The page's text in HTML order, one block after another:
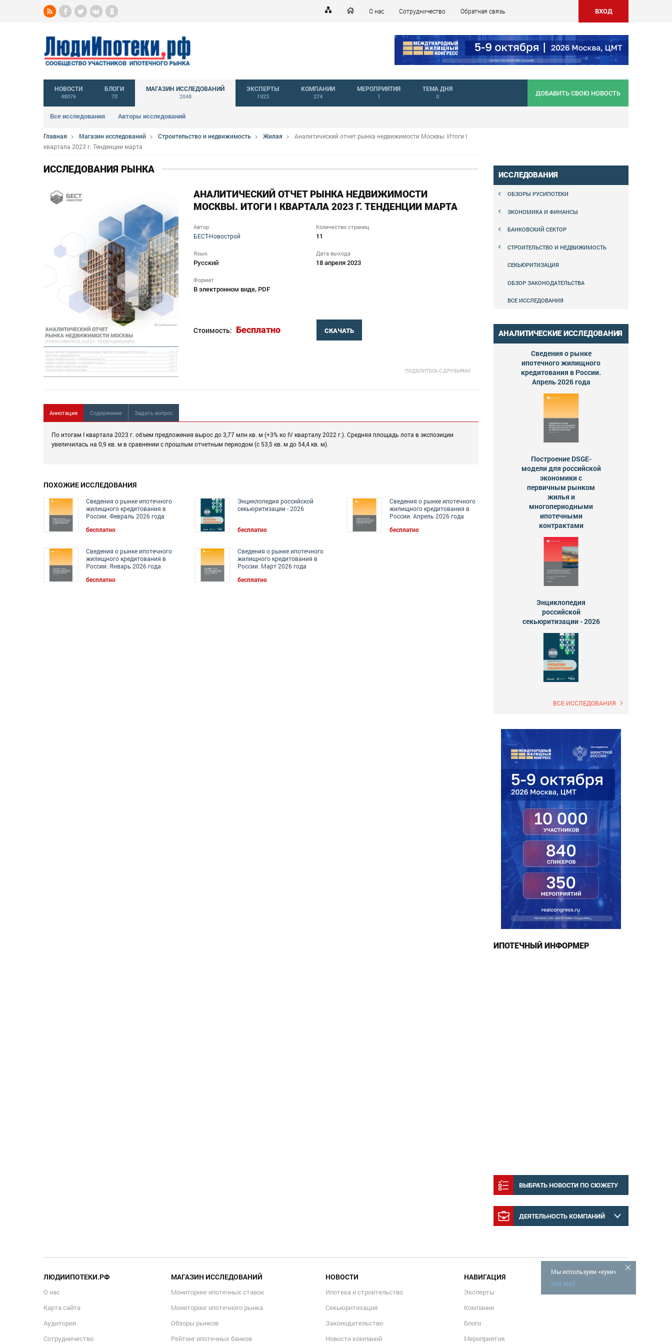
О нас Сотрудничество Обратная связь ВХОД
НОВОСТИ
48076
БЛОГИ
70
МАГАЗИН ИССЛЕДОВАНИЙ
2048
Все исследования Авторы исследований
ЭКСПЕРТЫ
1923
КОМПАНИИ
274
МЕРОПРИЯТИЯ
1
ТЕМА ДНЯ
0 ДОБАВИТЬ СВОЮ НОВОСТЬ
Главная Магазин исследований Строительство и недвижимость Жилая
Аналитический отчет рынка недвижимости Москвы. Итоги I
квартала 2023 г. Тенденции марта
ИССЛЕДОВАНИЯ РЫНКА
АНАЛИТИЧЕСКИЙ ОТЧЕТ РЫНКА НЕДВИЖИМОСТИ
МОСКВЫ. ИТОГИ I КВАРТАЛА 2023 Г. ТЕНДЕНЦИИ МАРТА
Автор
БЕСТ-Новострой
Количество страниц
11
Язык
Русский
Дата выхода
18 апреля 2023
Формат
В электронном виде, PDF
Стоимость: Бесплатно СКАЧАТЬ
ПОДЕЛИТЕСЬ С ДРУЗЬЯМИ
Аннотация Содержание Задать вопрос
По итогам I квартала 2023 г. объем предложения вырос до 3,77 млн кв. м (+3% ко IV кварталу 2022 г.). Средняя площадь лота в экспозиции
увеличилась на 0,9 кв. м в сравнении с прошлым отчетным периодом (с 53,5 кв. м до 54,4 кв. м).
ПОХОЖИЕ ИССЛЕДОВАНИЯ
Сведения о рынке ипотечного
жилищного кредитования в
России. Февраль 2026 года
бесплатно
Энциклопедия российской
секьюритизации - 2026
бесплатно
Сведения о рынке ипотечного
жилищного кредитования в
России. Апрель 2026 года
бесплатно
Сведения о рынке ипотечного
жилищного кредитования в
России. Январь 2026 года
бесплатно
Сведения о рынке ипотечного
жилищного кредитования в
России. Март 2026 года
бесплатно
ИССЛЕДОВАНИЯ
ОБЗОРЫ РУСИПОТЕКИ
ЭКОНОМИКА И ФИНАНСЫ
БАНКОВСКИЙ СЕКТОР
СТРОИТЕЛЬСТВО И НЕДВИЖИМОСТЬ
СЕКЬЮРИТИЗАЦИЯ
ОБЗОР ЗАКОНОДАТЕЛЬСТВА
ВСЕ ИССЛЕДОВАНИЯ
АНАЛИТИЧЕСКИЕ ИССЛЕДОВАНИЯ
Сведения о рынке
ипотечного жилищного
кредитования в России.
Апрель 2026 года
Построение DSGE-
модели для российской
экономики с
первичным рынком
жилья и
многопериодными
ипотечными
контрактами
Энциклопедия
российской
секьюритизации - 2026
ВСЕ ИССЛЕДОВАНИЯ
ИПОТЕЧНЫЙ ИНФОРМЕР
ВЫБРАТЬ НОВОСТИ ПО СЮЖЕТУ
ДЕЯТЕЛЬНОСТЬ КОМПАНИЙ
Мы используем «куки»
Что это?
ЛЮДИИПОТЕКИ.РФ
О нас
Карта сайта
Аудитория
Сотрудничество
МАГАЗИН ИССЛЕДОВАНИЙ
Мониторинг ипотечных ставок
Мониторинг ипотечного рынка
Обзоры рынков
Рейтинг ипотечных банков
НОВОСТИ
Ипотека и строительство
Секьюритизация
Законодательство
Новости компаний
НАВИГАЦИЯ
Эксперты
Компании
Блоги
Мероприятия